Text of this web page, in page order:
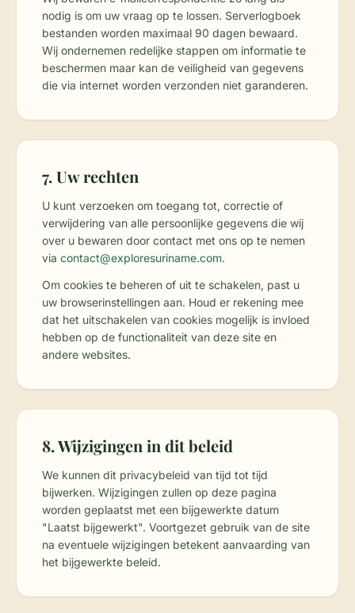
nodig is om uw vraag op te lossen. Serverlogboek
bestanden worden maximaal 90 dagen bewaard.
Wij ondernemen redelijke stappen om informatie te
beschermen maar kan de veiligheid van gegevens
die via internet worden verzonden niet garanderen.
7. Uw rechten
U kunt verzoeken om toegang tot, correctie of
verwijdering van alle persoonlijke gegevens die wij
over u bewaren door contact met ons op te nemen
via contact@exploresuriname.com.
Om cookies te beheren of uit te schakelen, past u
uw browserinstellingen aan. Houd er rekening mee
dat het uitschakelen van cookies mogelijk is invloed
hebben op de functionaliteit van deze site en
andere websites.
8. Wijzigingen in dit beleid
We kunnen dit privacybeleid van tijd tot tijd
bijwerken. Wijzigingen zullen op deze pagina
worden geplaatst met een bijgewerkte datum
"Laatst bijgewerkt". Voortgezet gebruik van de site
na eventuele wijzigingen betekent aanvaarding van
het bijgewerkte beleid.